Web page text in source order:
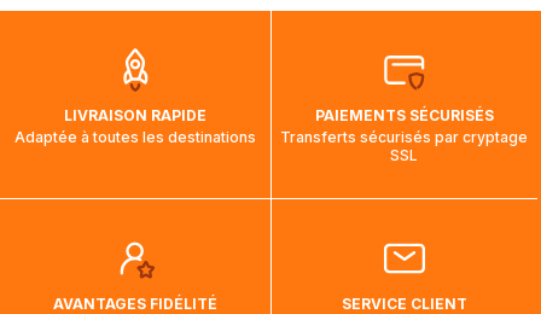
aura touché terre.
LIVRAISON RAPIDE
Adaptée à toutes les destinations
PAIEMENTS SÉCURISÉS
Transferts sécurisés par cryptage
SSL
AVANTAGES FIDÉLITÉ
SERVICE CLIENT